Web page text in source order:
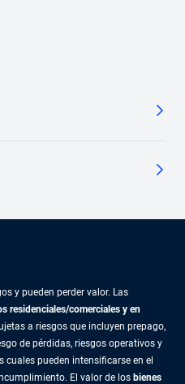
y pueden perder valor. Las
residenciales/comerciales y en
a riesgos que incluyen prepago,
de pérdidas, riesgos operativos y
cuales pueden intensificarse en el
El valor de los bienes